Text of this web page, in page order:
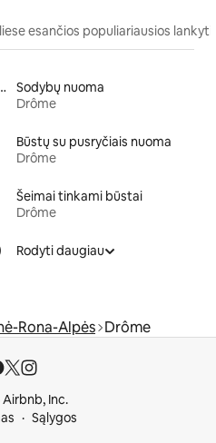
esančios populiariausios
namų nuoma
Sodybų nuoma
Drôme
Būstų su pusryčiais nuoma
Drôme
Šeimai tinkami būstai
Drôme
Rodyti daugiau
Rona-Alpės Drôme
Inc.
Sąlygos